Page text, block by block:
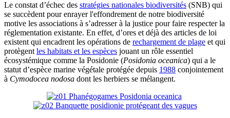
Le constat d’échec des stratégies nationales biodiversités (SNB) qui
se succèdent pour enrayer l'effondrement de notre biodiversité
motive les associations à s’adresser à la justice pour faire respecter la
réglementation existante. En effet, d’ores et déjà des articles de loi
existent qui encadrent les opérations de rechargement de plage et qui
protègentles habitats et les espèces jouant un rôle essentiel
écosystémique comme la Posidonie (Posidonia oceanica) qui a le
statut d’espèce marine végétale protégée depuis 1988 conjointement
à Cymodocea nodosa dont les herbiers se mélangent.